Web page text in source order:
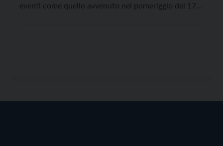
eventi come quello avvenuto nel pomeriggio del 17